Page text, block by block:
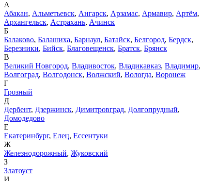
А
Абакан, Альметьевск, Ангарск, Арзамас, Армавир, Артём,
Архангельск, Астрахань, Ачинск
Б
Балаково, Балашиха, Барнаул, Батайск, Белгород, Бердск,
Березники, Бийск, Благовещенск, Братск, Брянск
В
Великий Новгород, Владивосток, Владикавказ, Владимир,
Волгоград, Волгодонск, Волжский, Вологда, Воронеж
Г
Грозный
Д
Дербент, Дзержинск, Димитровград, Долгопрудный,
Домодедово
Е
Екатеринбург, Елец, Ессентуки
Ж
Железнодорожный, Жуковский
З
Златоуст